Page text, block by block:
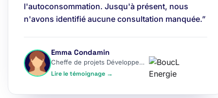
l'autoconsommation. Jusqu'à présent, nous
n'avons identifié aucune consultation manquée.”
Emma Condamin
Cheffe de projets Développement
Lire le témoignage →